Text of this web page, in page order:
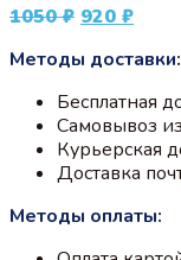
1050₽
составляла
920 ₽
920 ₽.
Методы доставки:
Бесплатная
Самовывоз из
Курьерская
Доставка
Методы оплаты: